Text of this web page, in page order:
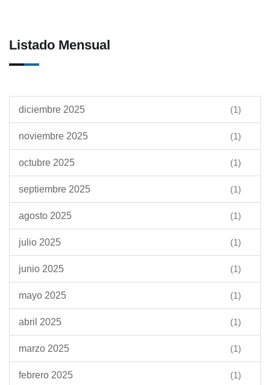
Listado Mensual
diciembre 2025 (1)
noviembre 2025 (1)
octubre 2025 (1)
septiembre 2025 (1)
agosto 2025 (1)
julio 2025 (1)
junio 2025 (1)
mayo 2025 (1)
abril 2025 (1)
marzo 2025 (1)
febrero 2025 (1)